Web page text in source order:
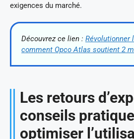
exigences du marché.
Découvrez ce lien : Révolutionner
comment Opco Atlas soutient 2
Les retours
conseils
optimiser